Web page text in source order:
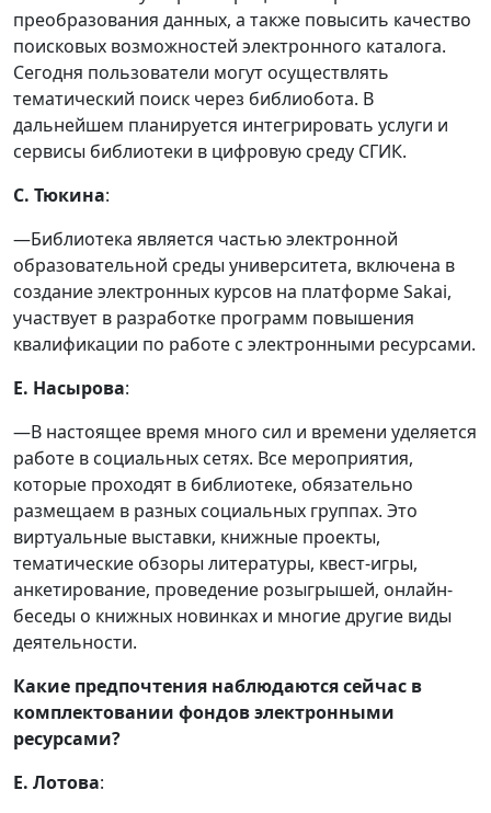
преобразования данных, а также повысить качество
поисковых возможностей электронного каталога.
Сегодня пользователи могут осуществлять
тематический поиск через библиобота. В
дальнейшем планируется интегрировать услуги и
сервисы библиотеки в цифровую среду СГИК.
С. Тюкина:
—Библиотека является частью электронной
образовательной среды университета, включена в
создание электронных курсов на платформе Sakai,
участвует в разработке программ повышения
квалификации по работе с электронными ресурсами.
Е. Насырова:
—В настоящее время много сил и времени уделяется
работе в социальных сетях. Все мероприятия,
которые проходят в библиотеке, обязательно
размещаем в разных социальных группах. Это
виртуальные выставки, книжные проекты,
тематические обзоры литературы, квест-игры,
анкетирование, проведение розыгрышей, онлайн-
беседы о книжных новинках и многие другие виды
деятельности.
Какие предпочтения наблюдаются сейчас в
комплектовании фондов электронными
ресурсами?
Е. Лотова: